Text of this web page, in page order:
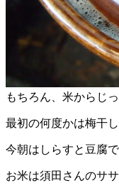
もちろん、米からじ
最初の何度かは梅干
今朝はしらすと豆腐で
お米は須田さんのササ